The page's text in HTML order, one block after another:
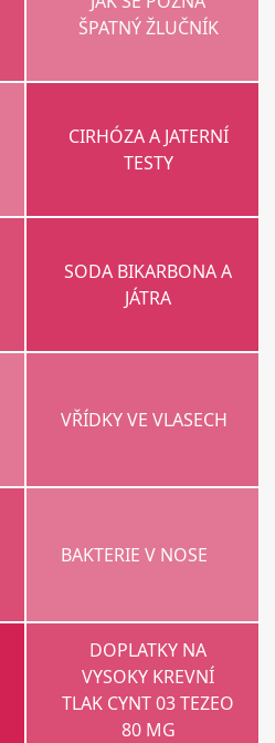
ŠPATNÝ ŽLUČNÍK
CIRHÓZA A JATERNÍ
TESTY
SODA BIKARBONA A
JÁTRA
VŘÍDKY VE VLASECH
BAKTERIE V NOSE
DOPLATKY NA
VYSOKY KREVNÍ
TLAK CYNT 03 TEZEO
80 MG